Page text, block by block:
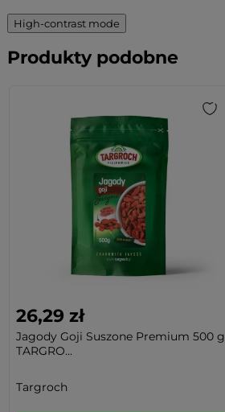
High-contrast mode
Produkty podobne
26,29 zł
Jagody Goji Suszone Premium 500 g
TARGRO...
Targroch